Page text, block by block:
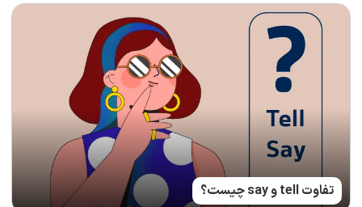
تفاوت tell و say چیست؟